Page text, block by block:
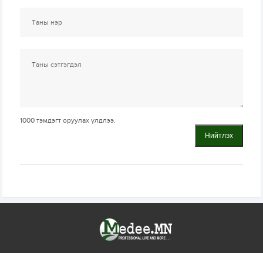
1000 тэмдэгт оруулах үлдлээ.
Нийтлэх